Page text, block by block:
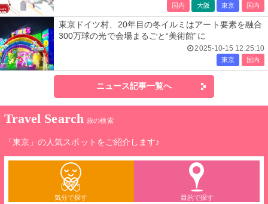
国内 大阪 東京 国内
東京ドイツ村、20年目の冬イルミはアート要素を融合
300万球の光で会場まるごと“美術館”に
2025-10-15 12:25:10
東京 国内
ニュース記事一覧へ
Travel Search 旅の検索
「東京」の人気スポットをご紹介します♪
気分で探す 目的で探す